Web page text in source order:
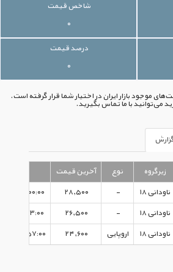
شاخص قیمت
۰
درصد قیمت
۰
بهترین قیمت‌های موجود بازار ایران در اختیار شما قرار گرفته است.
می‌توانید با ما تماس بگیرید.
زیرگروه نوع آخرین قیمت
ناودانی ۱۸ - ۲۸,۵۰۰
۲۲:۰۰:۰۰ - ۱۳۹۶/۰۴/۲۶
ناودانی ۱۸ - ۲۶,۵۰۰
۱۲:۵۳:۰۰ - ۱۳۹۵/۱۰/۱۹
ناودانی ۱۸ اروپایی ۲۴,۶۰۰ ۱۰:۵۷:۰۰ - ۱۳۹۵/۰۸/۰۴